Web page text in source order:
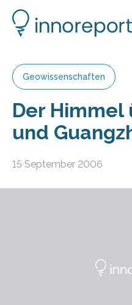
Geowissenschaften
Der Himmel
und
15 September 2006